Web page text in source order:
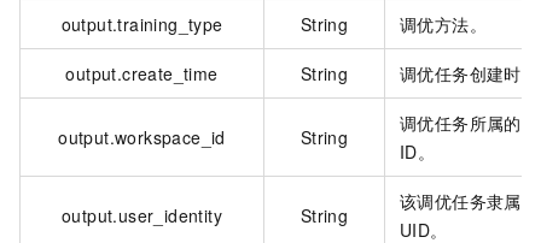
output.training_type String 调优方法。
output.create_time String 调优任务创建时
output.workspace_id String
调优任务所属的
ID。
output.user_identity String
该调优任务隶属
UID。